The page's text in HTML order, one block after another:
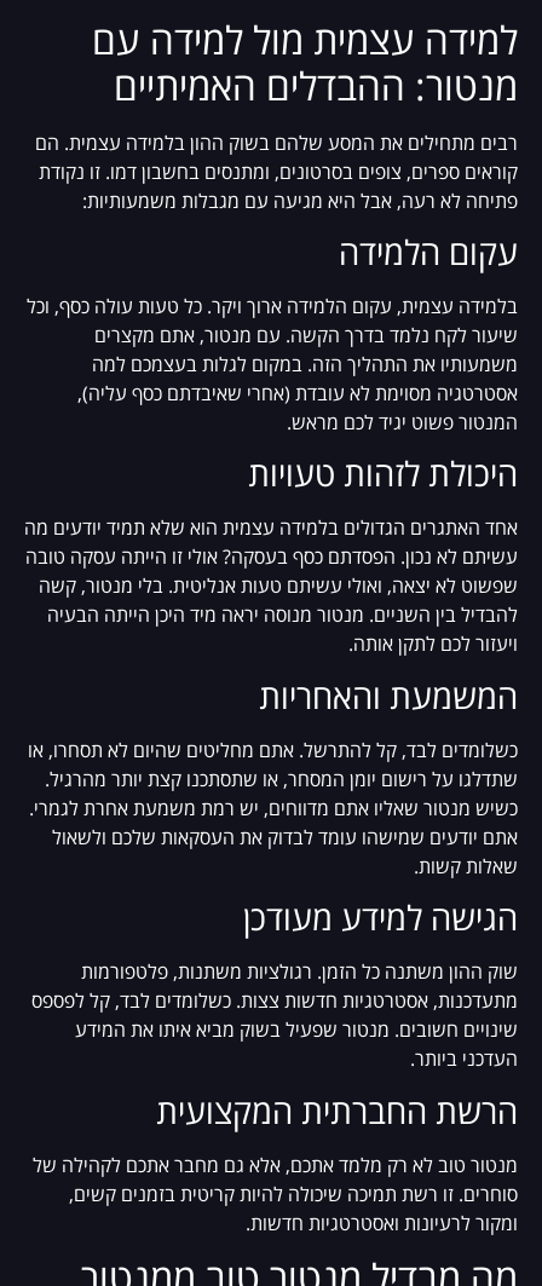
למידה עצמית מול למידה עם
מנטור: ההבדלים האמיתיים
רבים מתחילים את המסע שלהם בשוק ההון בלמידה עצמית. הם
קוראים ספרים, צופים בסרטונים, ומתנסים בחשבון דמו. זו נקודת
פתיחה לא רעה, אבל היא מגיעה עם מגבלות משמעותיות:
עקום הלמידה
בלמידה עצמית, עקום הלמידה ארוך ויקר. כל טעות עולה כסף, וכל
שיעור לקח נלמד בדרך הקשה. עם מנטור, אתם מקצרים
משמעותיו את התהליך הזה. במקום לגלות בעצמכם למה
אסטרטגיה מסוימת לא עובדת (אחרי שאיבדתם כסף עליה),
המנטור פשוט יגיד לכם מראש.
היכולת לזהות טעויות
אחד האתגרים הגדולים בלמידה עצמית הוא שלא תמיד יודעים מה
עשיתם לא נכון. הפסדתם כסף בעסקה? אולי זו הייתה עסקה טובה
שפשוט לא יצאה, ואולי עשיתם טעות אנליטית. בלי מנטור, קשה
להבדיל בין השניים. מנטור מנוסה יראה מיד היכן הייתה הבעיה
ויעזור לכם לתקן אותה.
המשמעת והאחריות
כשלומדים לבד, קל להתרשל. אתם מחליטים שהיום לא תסחרו, או
שתדלגו על רישום יומן המסחר, או שתסתכנו קצת יותר מהרגיל.
כשיש מנטור שאליו אתם מדווחים, יש רמת משמעת אחרת לגמרי.
אתם יודעים שמישהו עומד לבדוק את העסקאות שלכם ולשאול
שאלות קשות.
הגישה למידע מעודכן
שוק ההון משתנה כל הזמן. רגולציות משתנות, פלטפורמות
מתעדכנות, אסטרטגיות חדשות צצות. כשלומדים לבד, קל לפספס
שינויים חשובים. מנטור שפעיל בשוק מביא איתו את המידע
העדכני ביותר.
הרשת החברתית המקצועית
מנטור טוב לא רק מלמד אתכם, אלא גם מחבר אתכם לקהילה של
סוחרים. זו רשת תמיכה שיכולה להיות קריטית בזמנים קשים,
ומקור לרעיונות ואסטרטגיות חדשות.